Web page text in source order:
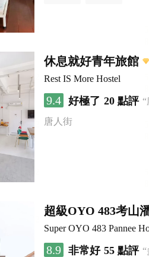
休息就好青年旅館
Rest IS More Hostel
9.4 好極了 20 點評
唐人街
超級OYO 483考山
Super OYO 483 Pannee
8.9 非常好 55 點評